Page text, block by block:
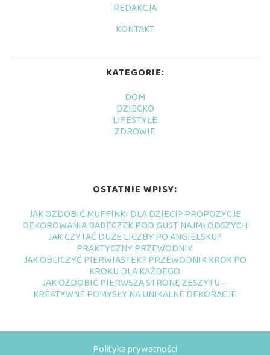
REDAKCJA
KONTAKT
KATEGORIE:
DOM
DZIECKO
LIFESTYLE
ZDROWIE
OSTATNIE WPISY:
JAK OZDOBIĆ MUFFINKI DLA DZIECI? PROPOZYCJE
DEKOROWANIA BABECZEK POD GUST NAJMŁODSZYCH
JAK CZYTAĆ DUŻE LICZBY PO ANGIELSKU?
PRAKTYCZNY PRZEWODNIK
JAK OBLICZYĆ PIERWIASTEK? PRZEWODNIK KROK PO
KROKU DLA KAŻDEGO
JAK OZDOBIĆ PIERWSZĄ STRONĘ ZESZYTU –
KREATYWNE POMYSŁY NA UNIKALNE DEKORACJE
Polityka prywatności